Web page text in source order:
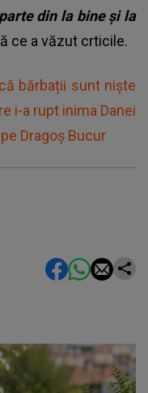
din la bine şi la
ce a văzut crticile.
bărbații sunt niște
i-a rupt inima Danei
Dragoș Bucur